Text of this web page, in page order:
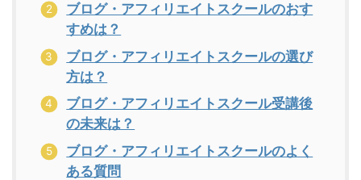
ブログ・アフィリエイトスクールのおす
すめは？
ブログ・アフィリエイトスクールの選び
方は？
ブログ・アフィリエイトスクール受講後
の未来は？
ブログ・アフィリエイトスクールのよく
ある質問